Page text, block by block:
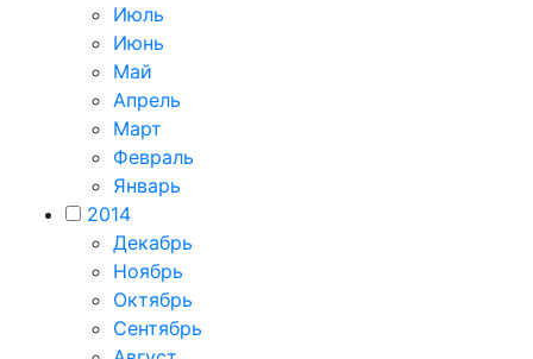
Июль
Июнь
Май
Апрель
Март
Февраль
Январь
2014
Декабрь
Ноябрь
Октябрь
Сентябрь